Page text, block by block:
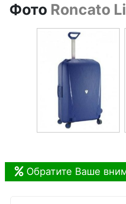
Фото Roncato
Обратите Ваше